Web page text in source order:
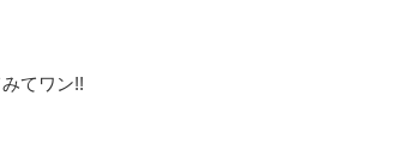
てワン!!